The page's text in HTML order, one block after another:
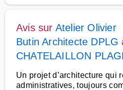
Avis sur Atelier Olivier
Butin Architecte DPLG
CHATELAILLON
Un projet d’architecture qui
administratives, toujours